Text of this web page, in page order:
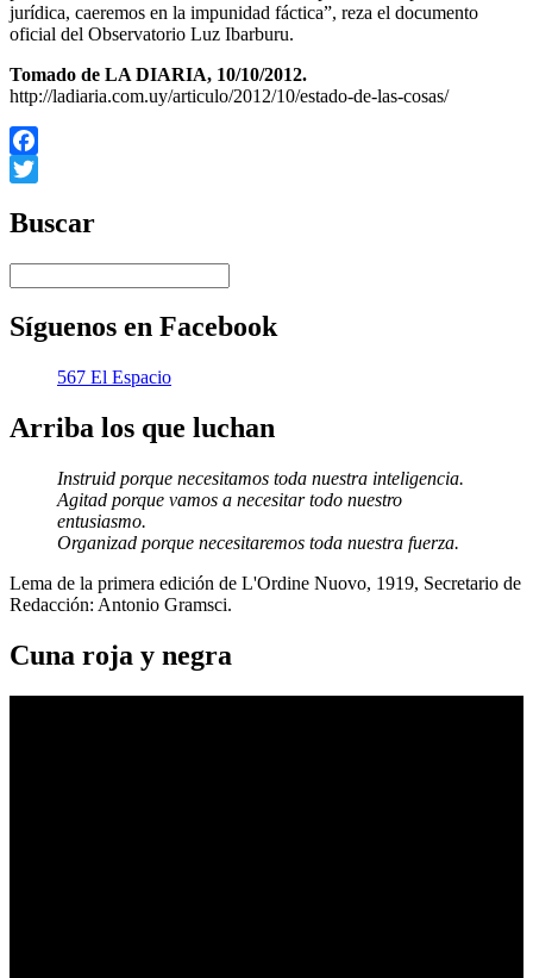
jurídica, caeremos en la impunidad fáctica”, reza el documento
oficial del Observatorio Luz Ibarburu.
Tomado de LA DIARIA, 10/10/2012.
http://ladiaria.com.uy/articulo/2012/10/estado-de-las-cosas/
Facebook
Buscar
Síguenos en Facebook
567 El Espacio
Arriba los que luchan
Instruid porque necesitamos toda nuestra inteligencia.
Agitad porque vamos a necesitar todo nuestro
entusiasmo.
Organizad porque necesitaremos toda nuestra fuerza.
Lema de la primera edición de L'Ordine Nuovo, 1919, Secretario de
Redacción: Antonio Gramsci.
Cuna roja y negra